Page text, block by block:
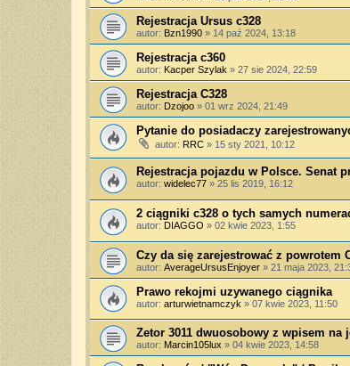
Rejestracja Ursus c328
autor: Bzn1990 » 14 paź 2024, 13:18
Rejestracja c360
autor: Kacper Szylak » 27 sie 2024, 22:59
Rejestracja C328
autor: Dzojoo » 01 wrz 2024, 21:49
Pytanie do posiadaczy
autor: RRC » 15 sty 2021, 10:12
Rejestracja pojazdu w Polsce. Senat
autor: widelec77 » 25 lis 2019, 16:12
2 ciągniki c328 o tych samych
autor: DIAGGO » 02 kwie 2023, 1:55
Czy da się zarejestrować z powrotem
autor: AverageUrsusEnjoyer » 21 maja 2023,
Prawo rekojmi uzywanego ciągnika
autor: arturwietnamczyk » 07 kwie 2023, 11:50
Zetor 3011 dwuosobowy z wpisem na
autor: Marcin105lux » 04 kwie 2023, 14:58